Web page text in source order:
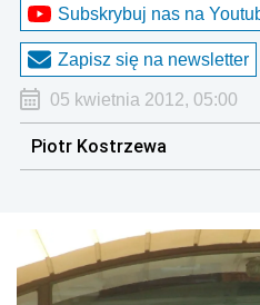
Subskrybuj nas na
Zapisz się na newsletter
05 kwietnia 2012, 05:00
Piotr Kostrzewa